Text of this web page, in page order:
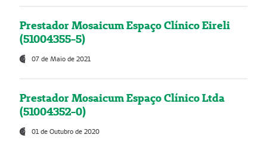
Prestador Mosaicum Espaço Clínico Eireli
(51004355-5)
07 de Maio de 2021
Prestador Mosaicum Espaço Clínico Ltda
(51004352-0)
01 de Outubro de 2020